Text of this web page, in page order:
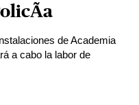
de Academia
a cabo la labor de